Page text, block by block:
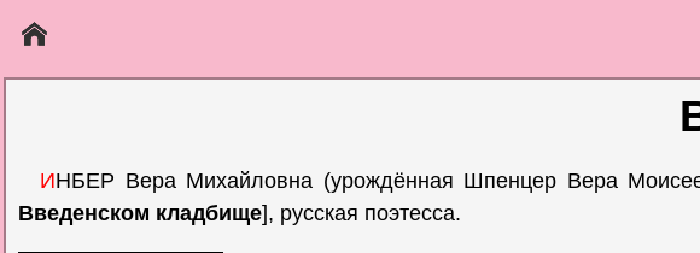
ИНБЕР Вера Михайловна (урождённая Шпенцер Вера
Введенском кладбище], русская поэтесса.